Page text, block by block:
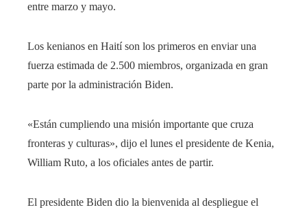
entre marzo y mayo.
Los kenianos en Haití son los primeros en enviar una
fuerza estimada de 2.500 miembros, organizada en gran
parte por la administración Biden.
«Están cumpliendo una misión importante que cruza
fronteras y culturas», dijo el lunes el presidente de Kenia,
William Ruto, a los oficiales antes de partir.
El presidente Biden dio la bienvenida al despliegue el